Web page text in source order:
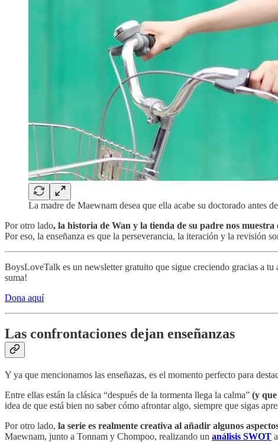
La madre de Maewnam desea que ella acabe su doctorado antes
Por otro lado, la historia de Wan y la tienda de su padre nos
Por eso, la enseñanza es que la perseverancia, la iteración y la revisión
BoysLoveTalk es un newsletter gratuito que sigue creciendo gracias a tu
suma!
Dona aquí
Las confrontaciones dejan enseñanzas
Y ya que mencionamos las enseñazas, es el momento perfecto para
Entre ellas están la clásica “después de la tormenta llega la calma” (y
idea de que está bien no saber cómo afrontar algo, siempre que sigas
Por otro lado, la serie es realmente creativa al añadir algunos
Maewnam, junto a Tonnam y Chompoo, realizando un análisis SWOT